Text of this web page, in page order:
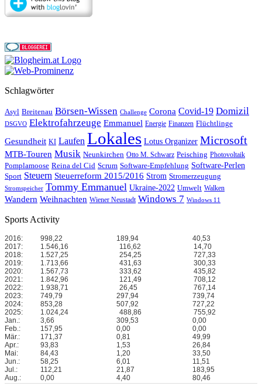
Schlagwörter
Asyl Breitenau Börsen-Wissen Challenge Corona Covid-19 Domizil
DSGVO Elektrofahrzeuge Emmanuel Energie Finanzen Flüchtlinge
Gesundheit KI Laufen Lokales Lotus Organizer Microsoft
MTB-Touren Musik Neunkirchen Otto M. Schwarz Peisching Photovoltaik
Pomplamoose Reina del Cid Scrum Software-Empfehlung Software-Perlen
Sport Steuern Steuerreform 2015/2016 Strom Stromerzeugung
Stromspeicher Tommy Emmanuel Ukraine-2022 Umwelt Walken
Wandern Weihnachten Wiener Neustadt Windows 7 Windows 11
Sports Activity
2016: 998,22 189,94
40,53
2017:
1.546,16 116,62
14,70
2018:
1.527,25 254,25
727,33
2019:
1.713,66 431,63
300,33
2020:
1.567,73 333,62
435,82
2021:
1.842,96 121,49
708,12
2022:
1.938,71 26,45
767,14
2023:
749,79 297,94
739,74
2024:
853,28 507,92
727,22
2025:
1.024,24 488,86
755,92
Jan.:
3,66 309,53
0,00
Feb.:
157,95 0,00
0,00
Mär.:
171,37 0,81
49,99
Apr.:
93,83 1,53
26,84
Mai:
84,43 1,20
33,50
Jun.:
58,25 6,01
11,51
Jul.:
112,21 21,87
183,95
Aug.:
0,00 4,40
80,46